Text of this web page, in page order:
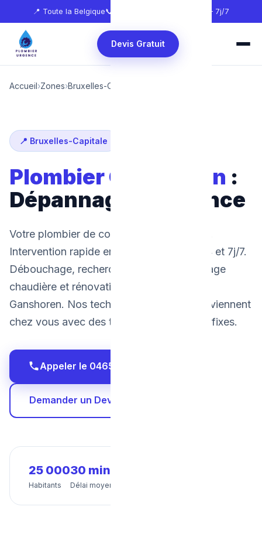
📍 Toute la Belgique📞 🕐 24h/24 — 7j/7
Devis Gratuit
Accueil›Zones›Bruxelles-Capitale
📍 Bruxelles-Capitale
Plombier Ganshoren :
Dépannage d'urgence
Votre plombier de confiance à Ganshoren.
Intervention rapide en 30 minutes, 24h/24 et 7j/7.
Débouchage, recherche de fuite, dépannage
chaudière et rénovation salle de bain à
Ganshoren. Nos techniciens certifiés interviennent
chez vous avec des tarifs transparents et fixes.
Appeler le 0465 68 51 58
Demander un Devis Gratuit
25 000
Habitants
30 min
Délai moyen